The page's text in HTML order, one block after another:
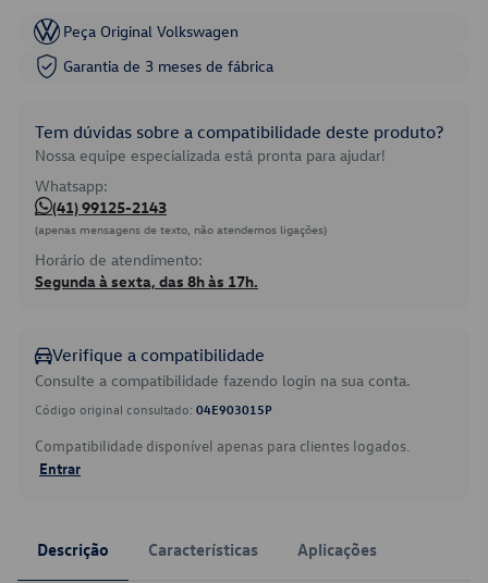
Peça Original Volkswagen
Garantia de 3 meses de fábrica
Tem dúvidas sobre a compatibilidade deste produto?
Nossa equipe especializada está pronta para ajudar!
Whatsapp:
(41) 99125-2143
(apenas mensagens de texto, não atendemos ligações)
Horário de atendimento:
Segunda à sexta, das 8h às 17h.
Verifique a compatibilidade
Consulte a compatibilidade fazendo login na sua conta.
Código original consultado: 04E903015P
Compatibilidade disponível apenas para clientes logados.
Entrar
Descrição Características Aplicações